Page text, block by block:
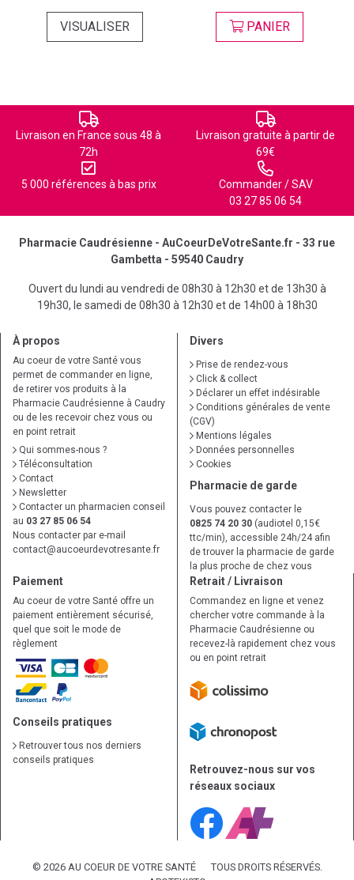
VISUALISER PANIER
Livraison en France sous 48 à
72h
Livraison gratuite à partir de
69€
5 000 références à bas prix
Commander / SAV
03 27 85 06 54
Pharmacie Caudrésienne - AuCoeurDeVotreSante.fr - 33 rue
Gambetta - 59540 Caudry
Ouvert du lundi au vendredi de 08h30 à 12h30 et de 13h30 à
19h30, le samedi de 08h30 à 12h30 et de 14h00 à 18h30
À propos
Au coeur de votre Santé vous
permet de commander en ligne,
de retirer vos produits à la
Pharmacie Caudrésienne à Caudry
ou de les recevoir chez vous ou
en point retrait
Qui sommes-nous ?
Téléconsultation
Contact
Newsletter
Contacter un pharmacien conseil
au 03 27 85 06 54
Nous contacter par e-mail
contact@aucoeurdevotresante.fr
Divers
Prise de rendez-vous
Click & collect
Déclarer un effet indésirable
Conditions générales de vente
(CGV)
Mentions légales
Données personnelles
Cookies
Pharmacie de garde
Vous pouvez contacter le
0825 74 20 30 (audiotel 0,15€
ttc/min), accessible 24h/24 afin
de trouver la pharmacie de garde
la plus proche de chez vous
Paiement
Au coeur de votre Santé offre un
paiement entièrement sécurisé,
quel que soit le mode de
règlement
Conseils pratiques
Retrouver tous nos derniers
conseils pratiques
Retrait / Livraison
Commandez en ligne et venez
chercher votre commande à la
Pharmacie Caudrésienne ou
recevez-là rapidement chez vous
ou en point retrait
Retrouvez-nous sur vos
réseaux sociaux
© 2026 AU COEUR DE VOTRE SANTÉ
TOUS DROITS RÉSERVÉS.